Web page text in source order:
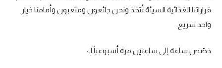
قراراتنا الغذائية السيئة تُتخذ ونحن جائعون ومتعبون وأمامنا خيار
واحد سريع.
خصّص ساعة إلى ساعتين مرة أسبوعياً لـ: